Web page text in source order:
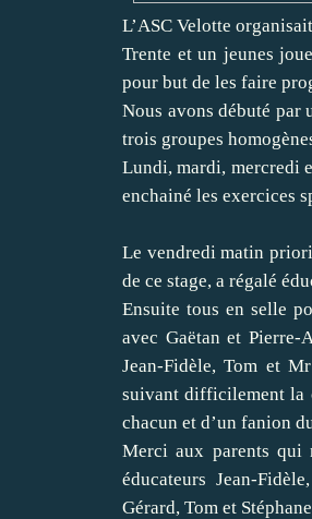
L’ASC Velotte
Trente et un jeunes
pour but de les faire
Nous avons débuté
trois groupes
Lundi, mardi, mercredi
enchainé les exercices
Le vendredi matin
de ce stage, a régalé
Ensuite tous en selle
avec Gaëtan et Pierre-
Jean-Fidèle, Tom et
suivant difficilement la
chacun et d’un fanion
Merci aux parents qui
éducateurs Jean-
Gérard, Tom et